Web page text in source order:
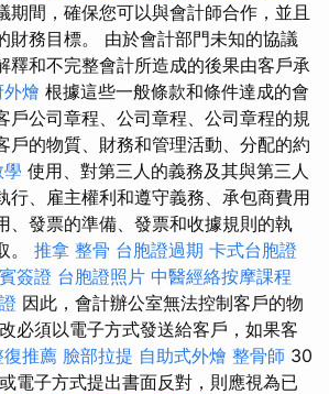
期間，確保您可以與會計師合作，並且
財務目標。 由於會計部門未知的協議
釋和不完整會計所造成的後果由客戶承
燴 根據這些一般條款和條件達成的會
戶公司章程、公司章程、公司章程的規
戶的物質、財務和管理活動、分配的約
使用、對第三人的義務及其與第三人
行、雇主權利和遵守義務、承包商費用
、發票的準備、發票和收據規則的執
。 推拿 整骨 台胞證過期 卡式台胞證
簽證 台胞證照片 中醫經絡按摩課程
因此，會計辦公室無法控制客戶的物
必須以電子方式發送給客戶，如果客
復推薦 臉部拉提 自助式外燴 整骨師 30
電子方式提出書面反對，則應視為已